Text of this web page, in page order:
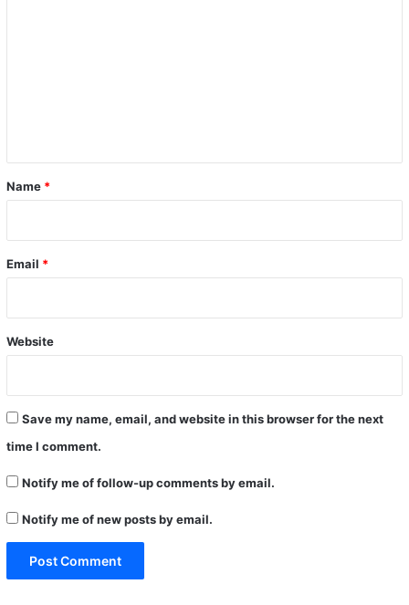
*
Name *
Email *
Website
Save my name, email, and website in this browser for the next
time I comment.
Notify me of follow-up comments by email.
Notify me of new posts by email.